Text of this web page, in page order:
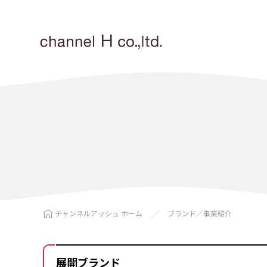
チャンネルアッシュ ホーム ブランド／事業紹介
展開ブランド